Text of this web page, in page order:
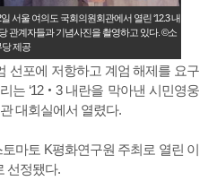
서울 여의도 국회의원회관에서 열린 ‘12.3 내
관계자들과 기념사진을 촬영하고 있다. ©소
당 제공
선포에 저항하고 계엄 해제를 요구
는 ‘12‧3 내란을 막아낸 시민영웅
대회실에서 열렸다.
마토 K평화연구원 주최로 열린 이
선정됐다.